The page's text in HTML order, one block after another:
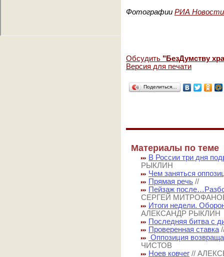
Фотографии РИА Новости
Обсудить "БезДумству
Версия для печати
Поделиться…
Материалы по теме
В России три дня
РЫКЛИН
Чем заняться
Прямая речь //
Пейзаж
СЕРГЕЙ
Итоги недели.
АЛЕКСАНДР РЫКЛИН
Последняя битва с
Проверенная ставка
Оппозиция
ЧИСТОВ
Ноев ковчег //